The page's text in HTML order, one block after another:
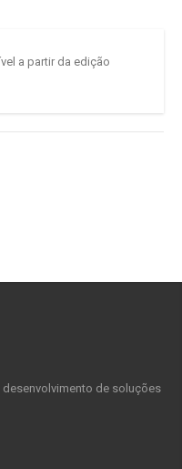
a partir da edição
de soluções